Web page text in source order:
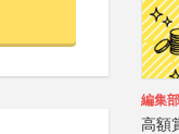
編集
高額